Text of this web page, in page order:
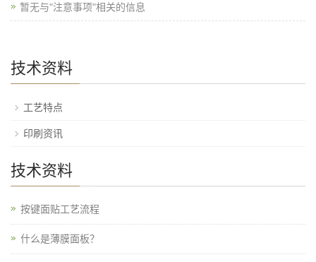
暂无与"注意事项"相关的信息
技术资料
工艺特点
印刷资讯
技术资料
按键面贴工艺流程
什么是薄膜面板？